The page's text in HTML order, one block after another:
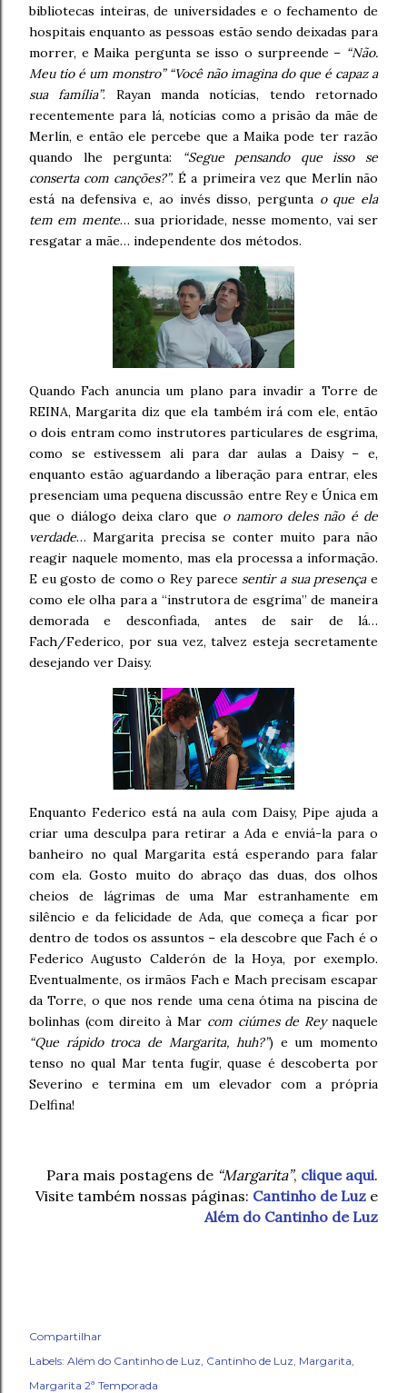
bibliotecas inteiras, de universidades e o fechamento de
hospitais enquanto as pessoas estão sendo deixadas para
morrer, e Maika pergunta se isso o surpreende – “Não.
Meu tio é um monstro” “Você não imagina do que é capaz a
sua família”. Rayan manda notícias, tendo retornado
recentemente para lá, notícias como a prisão da mãe de
Merlín, e então ele percebe que a Maika pode ter razão
quando lhe pergunta:
“Segue pensando que isso se
conserta com canções?”. É a primeira vez que Merlín não
está na defensiva e, ao invés disso, pergunta o que ela
tem em mente… sua prioridade, nesse momento, vai ser
resgatar a mãe… independente dos métodos.
Quando Fach anuncia um plano para invadir a Torre de
REINA, Margarita diz que ela também irá com ele, então
o dois entram como instrutores particulares de esgrima,
como se estivessem ali para dar aulas a Daisy – e,
enquanto estão aguardando a liberação para entrar, eles
presenciam uma pequena discussão entre Rey e Única em
que o diálogo deixa claro que o namoro deles não é de
verdade… Margarita precisa se conter muito para não
reagir naquele momento, mas ela processa a informação.
E eu gosto de como o Rey parece sentir a sua presençae
como ele olha para a “instrutora de esgrima” de maneira
demorada e desconfiada, antes de sair de lá…
Fach/Federico, por sua vez, talvez esteja secretamente
desejando ver Daisy.
Enquanto Federico está na aula com Daisy, Pipe ajuda a
criar uma desculpa para retirar a Ada e enviá-la para o
banheiro no qual Margarita está esperando para falar
com ela. Gosto muito do abraço das duas, dos olhos
cheios de lágrimas de uma Mar estranhamente em
silêncio e da felicidade de Ada, que começa a ficar por
dentro de todos os assuntos – ela descobre que Fach é o
Federico Augusto Calderón de la Hoya, por exemplo.
Eventualmente, os irmãos Fach e Mach precisam escapar
da Torre, o que nos rende uma cena ótima na piscina de
bolinhas (com direito à Mar com ciúmes de Reynaquele
“Que rápido troca de Margarita, huh?”) e um momento
tenso no qual Mar tenta fugir, quase é descoberta por
Severino e termina em um elevador com a própria
Delfina!
Para mais postagens de “Margarita”, clique aqui.
Visite também nossas páginas: Cantinho de Luz e
Além do Cantinho de Luz
Compartilhar
Labels: Além do Cantinho de Luz Cantinho de Luz Margarita
Margarita 2ª Temporada